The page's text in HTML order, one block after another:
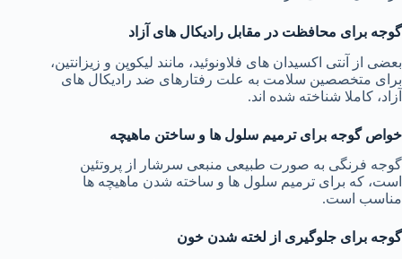
گوجه برای محافظت در مقابل رادیکال های آزاد
بعضی از آنتی اکسیدان های فلاونوئید، مانند لیکوپن و زیزانتین،
برای متخصصین سلامت به علت رفتارهای ضد رادیکال های
آزاد، کاملا شناخته شده اند.
خواص گوجه برای ترمیم سلول ها و ساختن ماهیچه
گوجه فرنگی به صورت طبیعی منبعی سرشار از پروتئین
است، که برای ترمیم سلول ها و ساخته شدن ماهیچه ها
مناسب است.
گوجه برای جلوگیری از لخته شدن خون